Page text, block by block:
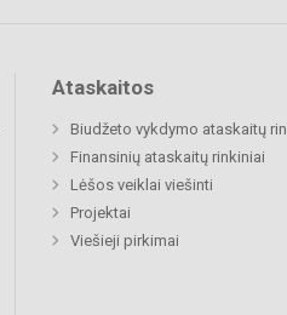
Ataskaitos
Biudžeto vykdymo ataskaitų
Finansinių ataskaitų rinkiniai
Lėšos veiklai viešinti
Projektai
Viešieji pirkimai